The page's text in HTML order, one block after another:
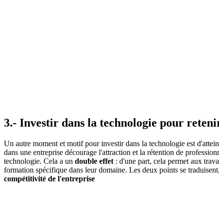
3.- Investir dans la technologie pour
Un autre moment et motif pour investir dans la technologie est
dans une entreprise décourage l'attraction et la rétention de
technologie. Cela a un double effet : d'une part, cela permet aux
formation spécifique dans leur domaine. Les deux points se
compétitivité de l'entreprise